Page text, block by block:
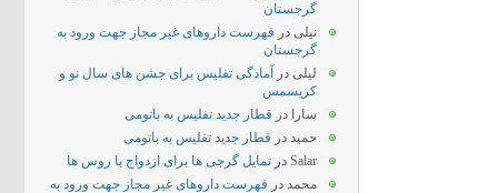
گرجستان
نیلی در فهرست داروهای غیر مجاز جهت ورود به
گرجستان
لیلی در
آمادگی تفلیس برای جشن های سال نو و
کریسمس
سارا
در قطار جدید تفلیس به باتومی
حمید در قطار جدید تفلیس به باتومی
Salar در تمایل گرجی ها برای ازدواج با روس ها
محمد در فهرست داروهای غیر مجاز جهت ورود به